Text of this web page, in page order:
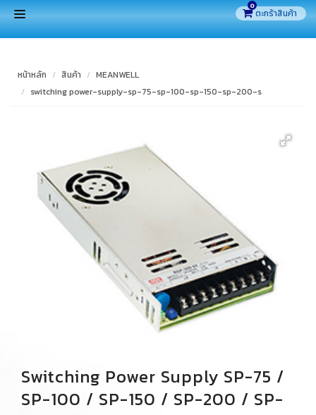
0
สินค้า
เกี่ยวกับเรา
หน้าหลัก สินค้า
MEANWELL
switching power-supply-sp-75-sp-100-sp-150-sp-200-s
Switching Power Supply SP-75 /
SP-100 / SP-150 / SP-200 / SP-